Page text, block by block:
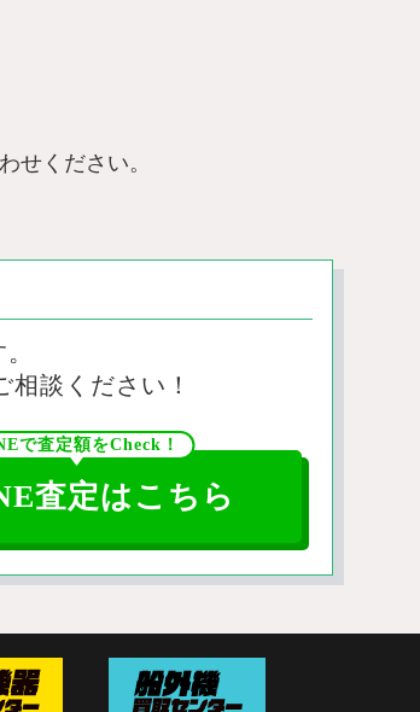
せください。
談ください！
で査定額をCheck！
査定はこちら